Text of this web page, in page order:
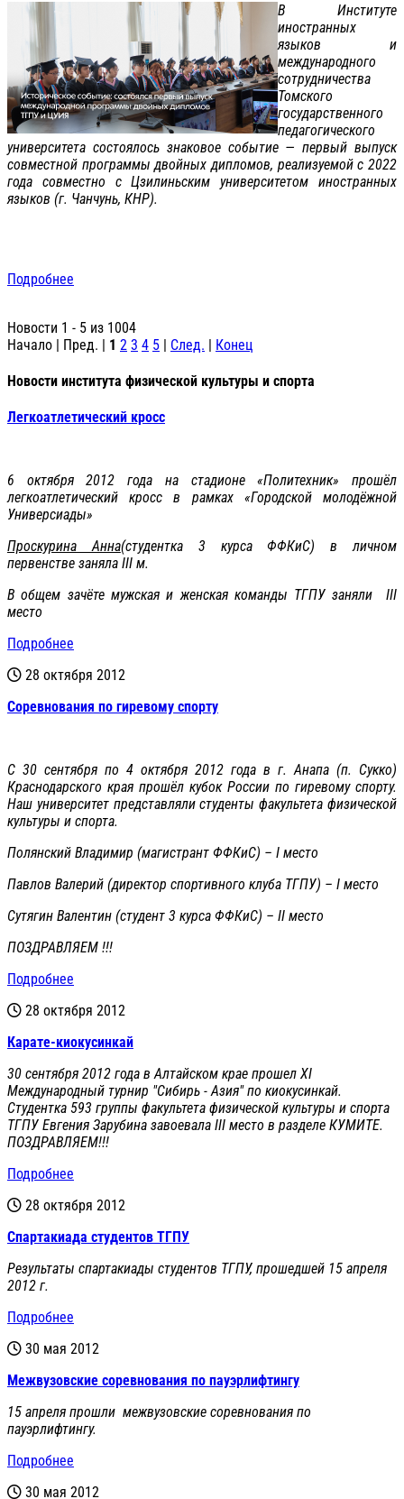
В Институте
иностранных
языков и
международного
сотрудничества
Томского
государственного
педагогического
университета состоялось знаковое событие — первый выпуск
совместной программы двойных дипломов, реализуемой с 2022
года совместно с Цзилиньским университетом иностранных
языков (г. Чанчунь, КНР).
Подробнее
Новости 1 - 5 из 1004
Начало | Пред. | 1 2 3 4 5 | След. | Конец
Новости института физической культуры и спорта
Легкоатлетический кросс
6 октября 2012 года на стадионе «Политехник» прошёл
легкоатлетический кросс в рамках «Городской молодёжной
Универсиады»
Проскурина Анна(студентка 3 курса ФФКиС) в личном
первенстве заняла III м.
В общем зачёте мужская и женская команды ТГПУ заняли III
место
Подробнее
28 октября 2012
Соревнования по гиревому спорту
С 30 сентября по 4 октября 2012 года в г. Анапа (п. Сукко)
Краснодарского края прошёл кубок России по гиревому спорту.
Наш университет представляли студенты факультета физической
культуры и спорта.
Полянский Владимир (магистрант ФФКиС) – I место
Павлов Валерий (директор спортивного клуба ТГПУ) – I место
Сутягин Валентин (студент 3 курса ФФКиС) – II место
ПОЗДРАВЛЯЕМ !!!
Подробнее
28 октября 2012
Карате-киокусинкай
30 сентября 2012 года в Алтайском крае прошел XI
Международный турнир "Сибирь - Азия" по киокусинкай.
Студентка 593 группы факультета физической культуры и спорта
ТГПУ Евгения Зарубина завоевала III место в разделе КУМИТЕ.
ПОЗДРАВЛЯЕМ!!!
Подробнее
28 октября 2012
Спартакиада студентов ТГПУ
Результаты спартакиады студентов ТГПУ, прошедшей 15 апреля
2012 г.
Подробнее
30 мая 2012
Межвузовские соревнования по пауэрлифтингу
15 апреля прошли межвузовские соревнования по
пауэрлифтингу.
Подробнее
30 мая 2012